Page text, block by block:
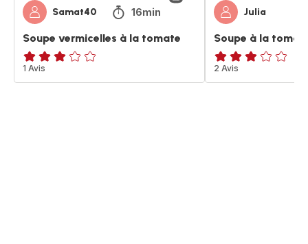
Samat40 16min
Soupe vermicelles à la tomate
Avis
3
1 Avis
Julia
Soupe à la
Avis
3
2 Avis